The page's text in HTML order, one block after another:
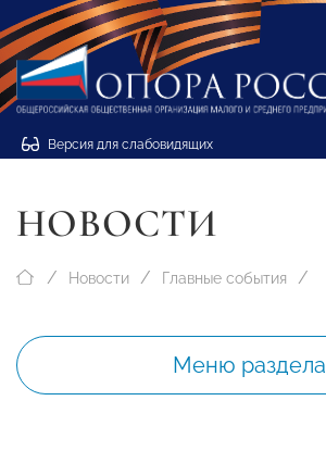
Версия для слабовидящих
НОВОСТИ
Новости Главные события
Меню раздела